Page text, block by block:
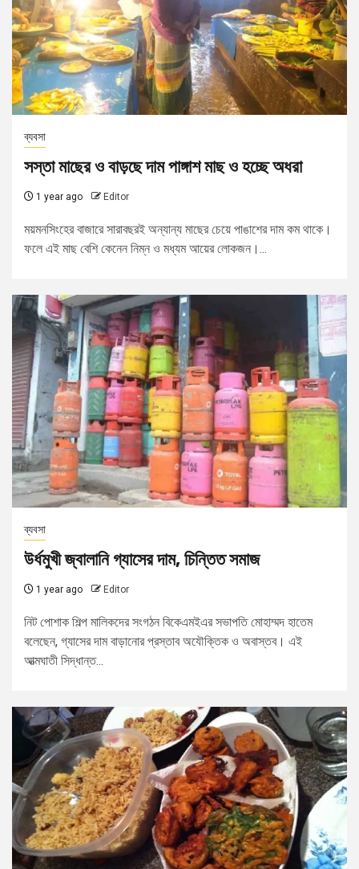
ব্যবসা
সস্তা মাছের ও বাড়ছে দাম পাঙ্গাশ মাছ ও হচ্ছে অধরা
1 year ago Editor
ময়মনসিংহের বাজারে সারাবছরই অন্যান্য মাছের চেয়ে পাঙাশের দাম কম থাকে।
ফলে এই মাছ বেশি কেনেন নিম্ন ও মধ্যম আয়ের লোকজন।...
ব্যবসা
উর্ধমুখী জ্বালানি গ্যাসের দাম, চিন্তিত সমাজ
1 year ago Editor
নিট পোশাক শিল্প মালিকদের সংগঠন বিকেএমইএর সভাপতি মোহাম্মদ হাতেম
বলেছেন, গ্যাসের দাম বাড়ানোর প্রস্তাব অযৌক্তিক ও অবাস্তব। এই
আত্মঘাতী সিদ্ধান্ত...